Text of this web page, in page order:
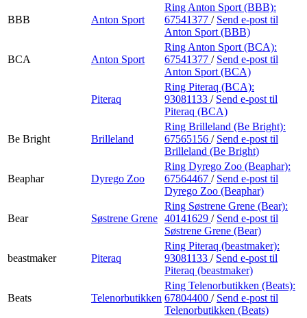
BBB Anton Sport
Ring Anton Sport (BBB):
67541377 / Send e-post til
Anton Sport (BBB)
BCA Anton Sport
Ring Anton Sport (BCA):
67541377 / Send e-post til
Anton Sport (BCA)
Piteraq
Ring Piteraq (BCA):
93081133 / Send e-post til
Piteraq (BCA)
Be Bright Brilleland
Ring Brilleland (Be Bright):
67565156 / Send e-post til
Brilleland (Be Bright)
Beaphar Dyrego Zoo
Ring Dyrego Zoo (Beaphar):
67564467 / Send e-post til
Dyrego Zoo (Beaphar)
Bear Søstrene Grene
Ring Søstrene Grene (Bear):
40141629 / Send e-post til
Søstrene Grene (Bear)
beastmaker Piteraq
Ring Piteraq (beastmaker):
93081133 / Send e-post til
Piteraq (beastmaker)
Beats Telenorbutikken
Ring Telenorbutikken (Beats):
67804400 / Send e-post til
Telenorbutikken (Beats)